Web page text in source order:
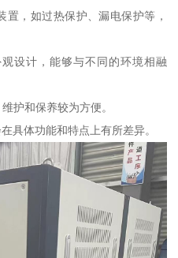
，如过热保护、漏电保护等，
设计，能够与不同的环境相融
护和保养较为方便。
具体功能和特点上有所差异。